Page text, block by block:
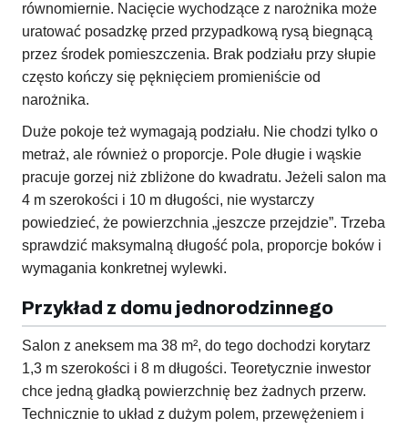
równomiernie. Nacięcie wychodzące z narożnika może
uratować posadzkę przed przypadkową rysą biegnącą
przez środek pomieszczenia. Brak podziału przy słupie
często kończy się pęknięciem promieniście od
narożnika.
Duże pokoje też wymagają podziału. Nie chodzi tylko o
metraż, ale również o proporcje. Pole długie i wąskie
pracuje gorzej niż zbliżone do kwadratu. Jeżeli salon ma
4 m szerokości i 10 m długości, nie wystarczy
powiedzieć, że powierzchnia „jeszcze przejdzie”. Trzeba
sprawdzić maksymalną długość pola, proporcje boków i
wymagania konkretnej wylewki.
Przykład z domu jednorodzinnego
Salon z aneksem ma 38 m², do tego dochodzi korytarz
1,3 m szerokości i 8 m długości. Teoretycznie inwestor
chce jedną gładką powierzchnię bez żadnych przerw.
Technicznie to układ z dużym polem, przewężeniem i